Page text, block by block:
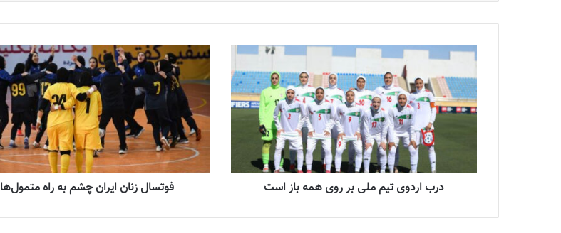
درب اردوی تیم ملی بر روی همه باز است فوتسال زنان ایران چشم به راه متمول‌ها